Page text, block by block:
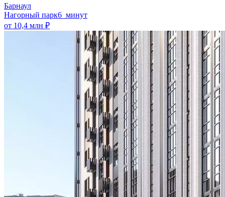
Барнаул
Нагорный парк6 минут
от 10,4 млн ₽